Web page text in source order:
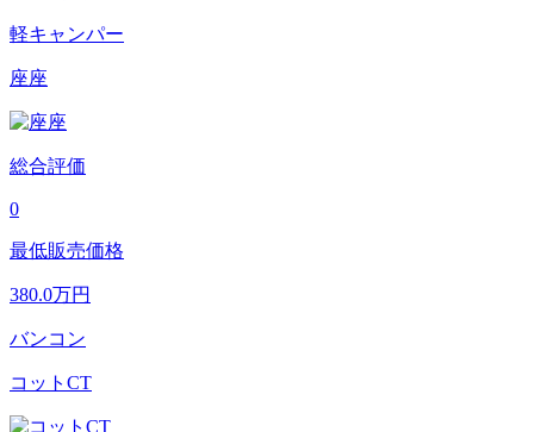
軽キャンパー
座座
総合評価
0
最低販売価格
380.0万円
バンコン
コットCT